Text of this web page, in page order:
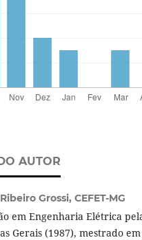
AUTOR
Grossi, CEFET-MG
em Engenharia Elétrica
Gerais (1987), mestrado